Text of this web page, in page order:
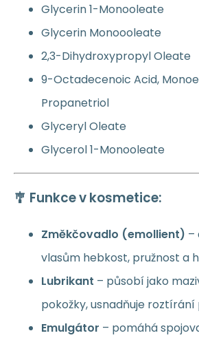
Glycerin 1-Monooleate
Glycerin Monoooleate
2,3-Dihydroxypropyl Oleate
9-Octadecenoic Acid,
Propanetriol
Glyceryl Oleate
Glycerol 1-Monooleate
🎐 Funkce v kosmetice:
Změkčovadlo (emollient) –
vlasům hebkost, pružnost a
Lubrikant – působí jako
pokožky, usnadňuje
Emulgátor – pomáhá